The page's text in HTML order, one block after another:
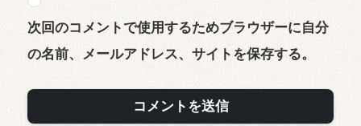
次回のコメントで使用するためブラウザーに自分
の名前、メールアドレス、サイトを保存する。